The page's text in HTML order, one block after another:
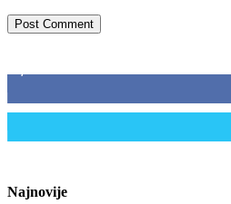
Najnovije